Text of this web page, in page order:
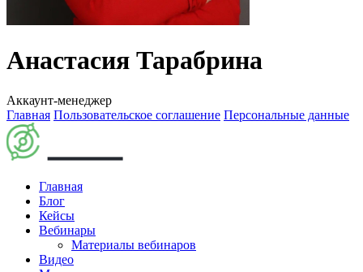
Анастасия Тарабрина
Аккаунт-менеджер
Главная Пользовательское соглашение Персональные данные
Главная
Блог
Кейсы
Вебинары
Материалы вебинаров
Видео